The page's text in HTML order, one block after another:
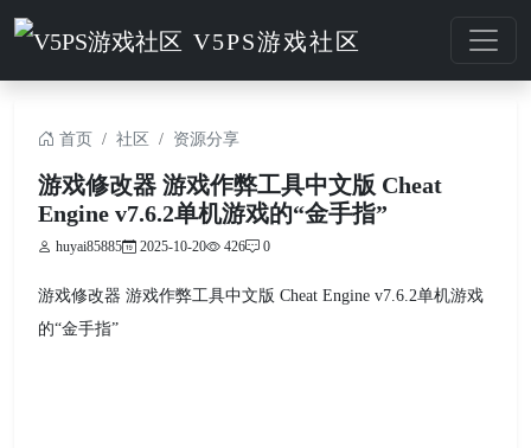
V5PS游戏社区
首页 社区 资源分享
游戏修改器 游戏作弊工具中文版 Cheat
Engine v7.6.2单机游戏的“金手指”
huyai85885 2025-10-20 426 0
游戏修改器 游戏作弊工具中文版 Cheat Engine v7.6.2单机游戏
的“金手指”